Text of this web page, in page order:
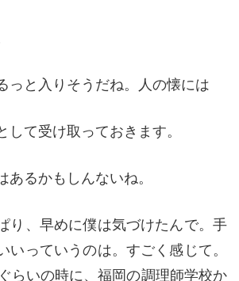
っと入りそうだね。人の懐には
して受け取っておきます。
あるかもしんないね。
り、早めに僕は気づけたんで。手
いっていうのは。すごく感じて。
らいの時に、福岡の調理師学校か